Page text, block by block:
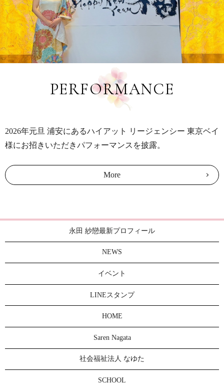
PERFORMANCE
2026年元旦 浦安にあるハイアット リージェンシー 東京ベイ
様にお招きいただきパフォーマンスを披露。
More
永田 紗戀最新プロフィール
NEWS
イベント
LINEスタンプ
HOME
Saren Nagata
社会福祉法人 なゆた
SCHOOL